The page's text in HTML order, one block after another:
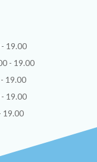
19.00
- 19.00
19.00
19.00
19.00